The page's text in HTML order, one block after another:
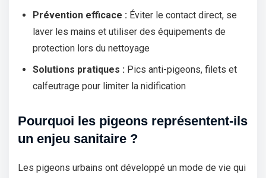
Prévention efficace : Éviter le contact direct, se
laver les mains et utiliser des équipements de
protection lors du nettoyage
Solutions pratiques : Pics anti-pigeons, filets et
calfeutrage pour limiter la nidification
Pourquoi les pigeons représentent-ils
un enjeu sanitaire ?
Les pigeons urbains ont développé un mode de vie qui